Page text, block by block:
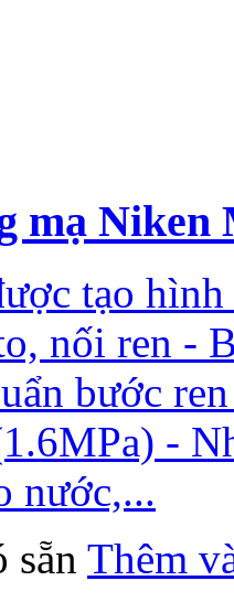
mạ Niken
tạo
nối ren -
bước
-
nước,...
sẵn Thêm